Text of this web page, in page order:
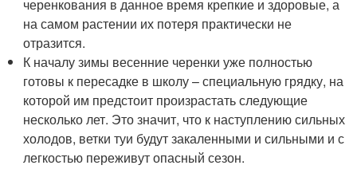
черенкования в данное время крепкие и здоровые, а
на самом растении их потеря практически не
отразится.
К началу зимы весенние черенки уже полностью
готовы к пересадке в школу – специальную грядку, на
которой им предстоит произрастать следующие
несколько лет. Это значит, что к наступлению сильных
холодов, ветки туи будут закаленными и сильными и с
легкостью переживут опасный сезон.